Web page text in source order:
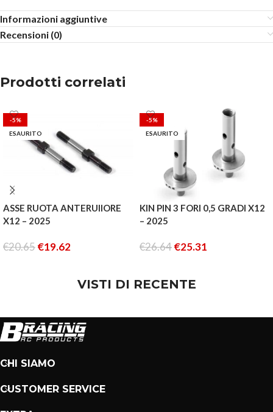
Informazioni aggiuntive
Recensioni (0)
Prodotti correlati
-5%
ESAURITO
ASSE RUOTA ANTERUIIORE
X12 – 2025
€20.65€19.62
-5%
ESAURITO
KIN PIN 3 FORI 0,5 GRADI X12
– 2025
€26.64€25.31
VISTI DI RECENTE
CHI SIAMO
CUSTOMER SERVICE